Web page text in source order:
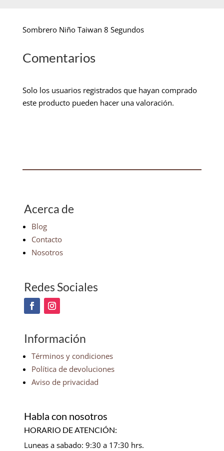
Sombrero Niño Taiwan 8 Segundos
Comentarios
Solo los usuarios registrados que hayan comprado
este producto pueden hacer una valoración.
Acerca de
Blog
Contacto
Nosotros
Redes Sociales
Información
Términos y condiciones
Política de devoluciones
Aviso de privacidad
Habla con nosotros
HORARIO DE ATENCIÓN:
Luneas a sabado: 9:30 a 17:30 hrs.